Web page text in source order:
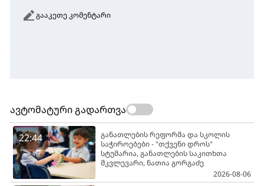
გააკეთე კომენტარი
ავტომატური გადართვა
22:44
განათლების რეფორმა და სკოლის
საჭიროებები - "თქვენი დროს"
სტუმარია, განათლების საკითხთა
მკვლევარი, ნათია გორგაძე
2026-08-06